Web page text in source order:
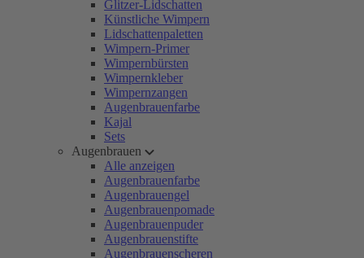
Glitzer-Lidschatten
Künstliche Wimpern
Lidschattenpaletten
Wimpern-Primer
Wimpernbürsten
Wimpernkleber
Wimpernzangen
Augenbrauenfarbe
Kajal
Sets
Augenbrauen
Alle anzeigen
Augenbrauenfarbe
Augenbrauengel
Augenbrauenpomade
Augenbrauenpuder
Augenbrauenstifte
Augenbrauenscheren